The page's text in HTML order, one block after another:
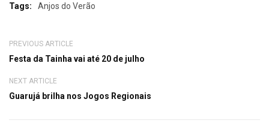
Tags: Anjos do Verão
PREVIOUS ARTICLE
Festa da Tainha vai até 20 de julho
NEXT ARTICLE
Guarujá brilha nos Jogos Regionais